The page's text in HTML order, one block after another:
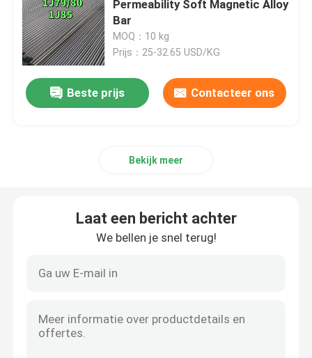
de bar van de roestvrij staalhoek
Roestvrij staal Vlakke Bar
Hexbar van roestvrij staal
Nikkellegering
Permeability Soft Magnetic Alloy
Bar
MOQ：10 kg
Prijs：25-32.65 USD/KG
Beste prijs Contacteer ons
Bekijk meer
Laat een bericht achter
We bellen je snel terug!